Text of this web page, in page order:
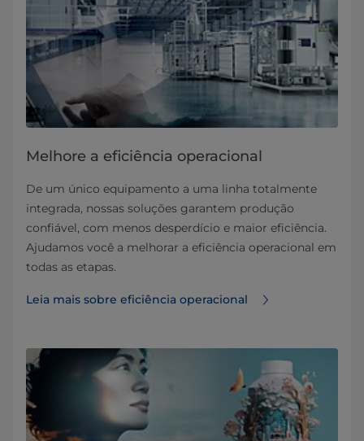
Melhore a eficiência operacional
De um único equipamento a uma linha totalmente
integrada, nossas soluções garantem produção
confiável, com menos desperdício e maior eficiência.
Ajudamos você a melhorar a eficiência operacional em
todas as etapas.
Leia mais sobre eficiência operacional